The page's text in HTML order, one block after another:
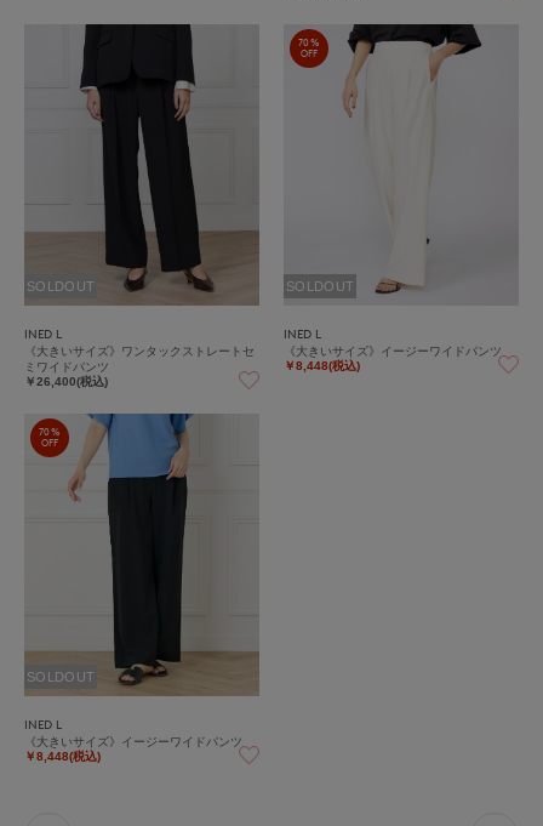
SOLDOUT
INED L
《大きいサイズ》ワンタックストレートセ
ミワイドパンツ
￥26,400(税込)
70%
OFF
SOLDOUT
INED L
《大きいサイズ》イージーワイドパンツ
￥8,448(税込)
70%
OFF
SOLDOUT
INED L
《大きいサイズ》イージーワイドパンツ
￥8,448(税込)